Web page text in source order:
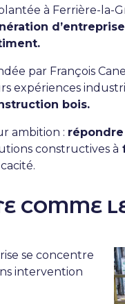
à Ferrière-la-
par François
expériences
bois.
ambition :
constructives à
COMME
se concentre
intervention